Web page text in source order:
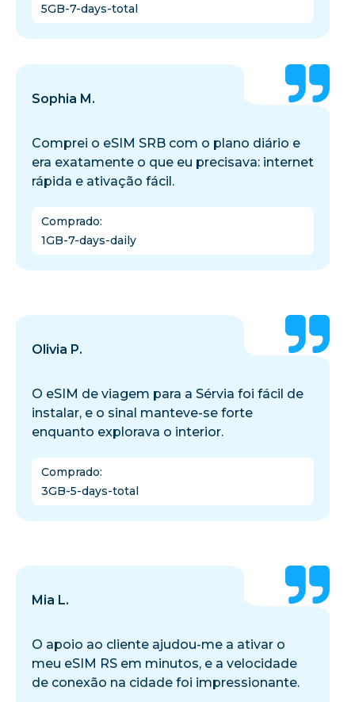
5GB-7-days-total
Sophia M.
Comprei o eSIM SRB com o plano diário e
era exatamente o que eu precisava: internet
rápida e ativação fácil.
Comprado:
1GB-7-days-daily
Olivia P.
O eSIM de viagem para a Sérvia foi fácil de
instalar, e o sinal manteve-se forte
enquanto explorava o interior.
Comprado:
3GB-5-days-total
Mia L.
O apoio ao cliente ajudou-me a ativar o
meu eSIM RS em minutos, e a velocidade
de conexão na cidade foi impressionante.